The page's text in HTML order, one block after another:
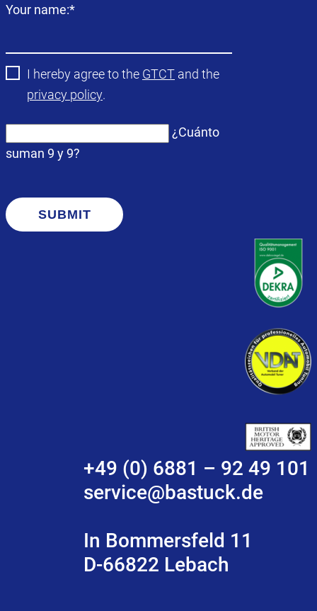
Campo
Your name:*
I hereby agree to the GTCT and the
privacy policy.
¿Cuánto
suman 9 y 9?
SUBMIT
+49 (0) 6881 – 92 49 101
service@bastuck.de
In Bommersfeld 11
D-66822 Lebach